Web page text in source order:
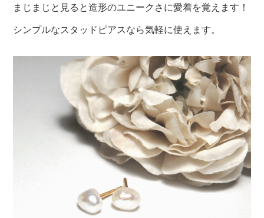
まじまじと見ると造形のユニークさに愛着を覚えます！
シンプルなスタッドピアスなら気軽に使えます。